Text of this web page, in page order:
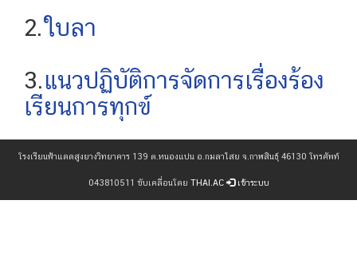
2.ใบลา
3.แนวปฏิบัติการจัดการเรื่องร้อง
เรียนการทุกข์
โรงเรียนฟ้าแดดสูงยางวิทยาคาร 139 ต.หนองแปน อ.กมลาไสย จ.กาฬสินธุ์ 46130 โทรศัพท์
043810511 ขับเคลื่อนโดย THAI.AC เข้าระบบ